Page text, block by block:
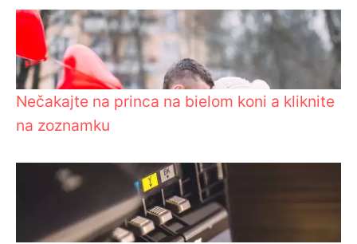
Nečakajte na princa na bielom koni a kliknite
na zoznamku